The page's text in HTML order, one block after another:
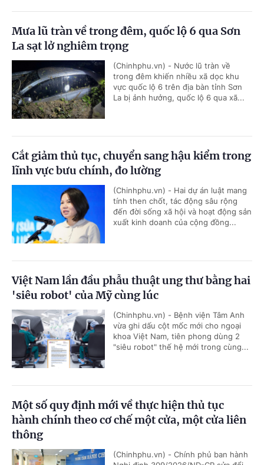
Mưa lũ tràn về trong đêm, quốc lộ 6 qua Sơn
La sạt lở nghiêm trọng
(Chinhphu.vn) - Nước lũ tràn về
trong đêm khiến nhiều xã dọc khu
vực quốc lộ 6 trên địa bàn tỉnh Sơn
La bị ảnh hưởng, quốc lộ 6 qua xã...
Cắt giảm thủ tục, chuyển sang hậu kiểm trong
lĩnh vực bưu chính, đo lường
(Chinhphu.vn) - Hai dự án luật mang
tính then chốt, tác động sâu rộng
đến đời sống xã hội và hoạt động sản
xuất kinh doanh của cộng đồng...
Việt Nam lần đầu phẫu thuật ung thư bằng hai
'siêu robot' của Mỹ cùng lúc
(Chinhphu.vn) - Bệnh viện Tâm Anh
vừa ghi dấu cột mốc mới cho ngoại
khoa Việt Nam, tiên phong dùng 2
"siêu robot" thế hệ mới trong cùng...
Một số quy định mới về thực hiện thủ tục
hành chính theo cơ chế một cửa, một cửa liên
thông
(Chinhphu.vn) - Chính phủ ban hành